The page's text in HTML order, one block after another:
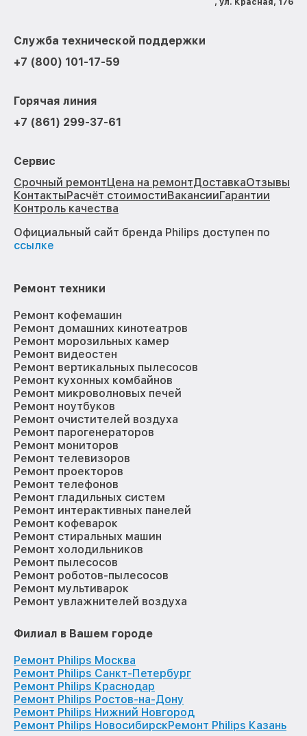
, ул. Красная, 176
Служба технической поддержки
+7 (800) 101-17-59
Горячая линия
+7 (861) 299-37-61
Сервис
Срочный ремонтЦена на ремонтДоставкаОтзывы
КонтактыРасчёт стоимостиВакансииГарантии
Контроль качества
Официальный сайт бренда Philips доступен по
ссылке
Ремонт техники
Ремонт кофемашин
Ремонт домашних кинотеатров
Ремонт морозильных камер
Ремонт видеостен
Ремонт вертикальных пылесосов
Ремонт кухонных комбайнов
Ремонт микроволновых печей
Ремонт ноутбуков
Ремонт очистителей воздуха
Ремонт парогенераторов
Ремонт мониторов
Ремонт телевизоров
Ремонт проекторов
Ремонт телефонов
Ремонт гладильных систем
Ремонт интерактивных панелей
Ремонт кофеварок
Ремонт стиральных машин
Ремонт холодильников
Ремонт пылесосов
Ремонт роботов-пылесосов
Ремонт мультиварок
Ремонт увлажнителей воздуха
Филиал в Вашем городе
Ремонт Philips Москва
Ремонт Philips Санкт-Петербург
Ремонт Philips Краснодар
Ремонт Philips Ростов-на-Дону
Ремонт Philips Нижний Новгород
Ремонт Philips НовосибирскРемонт Philips Казань